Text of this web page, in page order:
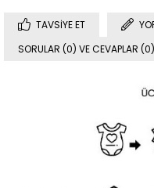
TAVSIYE ET
SORULAR (0) VE CEVAPLAR (0)